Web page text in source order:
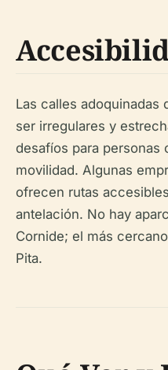
Las calles adoquinadas
ser irregulares y
desafíos para personas
movilidad. Algunas
ofrecen rutas
antelación. No hay
Cornide; el más
Pita.